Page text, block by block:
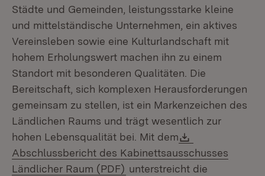
Städte und Gemeinden, leistungsstarke kleine
und mittelständische Unternehmen, ein aktives
Vereinsleben sowie eine Kulturlandschaft mit
hohem Erholungswert machen ihn zu einem
Standort mit besonderen Qualitäten. Die
Bereitschaft, sich komplexen Herausforderungen
gemeinsam zu stellen, ist ein Markenzeichen des
Ländlichen Raums und trägt wesentlich zur
hohen Lebensqualität bei. Mit dem
Abschlussbericht des Kabinettsausschusses
Ländlicher Raum (PDF) (Öffnet in neuem Fenster)
unterstreicht die